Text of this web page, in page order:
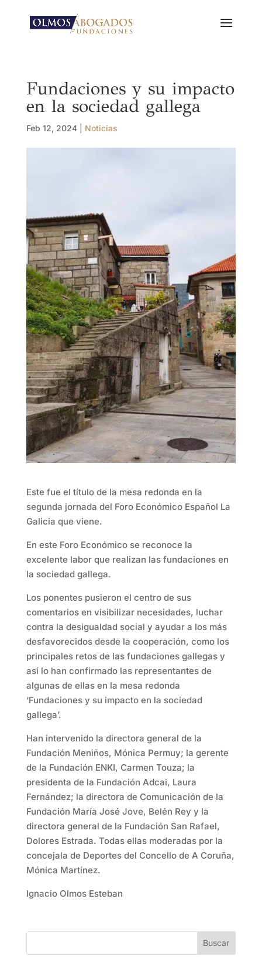
Fundaciones y su impacto
en la sociedad gallega
Feb 12, 2024| Noticias
Este fue el título de la mesa redonda en la
segunda jornada del Foro Económico Español La
Galicia que viene.
En este Foro Económico se reconoce la
excelente labor que realizan las fundaciones en
la sociedad gallega.
Los ponentes pusieron el centro de sus
comentarios en visibilizar necesidades, luchar
contra la desigualdad social y ayudar a los más
desfavorecidos desde la cooperación, como los
principales retos de las fundaciones gallegas y
así lo han confirmado las representantes de
algunas de ellas en la mesa redonda
‘Fundaciones y su impacto en la sociedad
gallega’.
Han intervenido la directora general de la
Fundación Meniños, Mónica Permuy; la gerente
de la Fundación ENKI, Carmen Touza; la
presidenta de la Fundación Adcai, Laura
Fernández; la directora de Comunicación de la
Fundación María José Jove, Belén Rey y la
directora general de la Fundación San Rafael,
Dolores Estrada. Todas ellas moderadas por la
concejala de Deportes del Concello de A Coruña,
Mónica Martínez.
Ignacio Olmos Esteban
Buscar